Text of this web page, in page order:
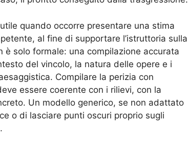
quando occorre presentare una stima
al fine di supportare l’istruttoria sulla
solo formale: una compilazione accurata
del vincolo, la natura delle opere e i
Compilare la perizia con
essere coerente con i rilievi, con la
Un modello generico, se non adattato
o di lasciare punti oscuri proprio sugli